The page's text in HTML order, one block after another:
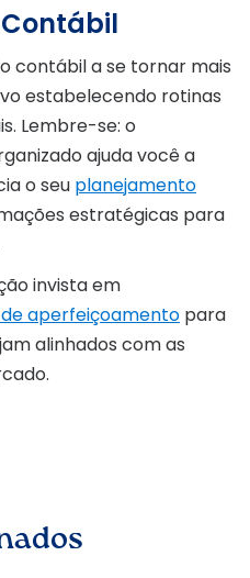
contábil a se tornar mais
estabelecendo rotinas
Lembre-se: o
ajuda você a
o seu planejamento
estratégicas para
invista em
aperfeiçoamento para
alinhados com as